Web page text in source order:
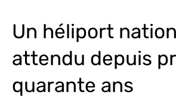
Un héliport
attendu depuis
quarante ans